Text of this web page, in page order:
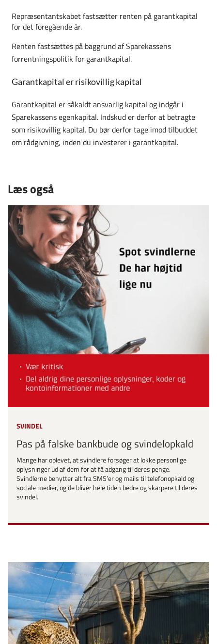
Repræsentantskabet fastsætter renten på garantkapital
for det foregående år.
Renten fastsættes på baggrund af Sparekassens
forrentningspolitik for garantkapital.
Garantkapital er risikovillig kapital
Garantkapital er såkaldt ansvarlig kapital og indgår i
Sparekassens egenkapital. Indskud er derfor at betragte
som risikovillig kapital. Du bør derfor tage imod tilbuddet
om rådgivning, inden du investerer i garantkapital.
Læs også
SVINDEL
Pas på falske bankbude og svindelopkald
Mange har oplevet, at svindlere forsøger at lokke personlige
oplysninger ud af dem for at få adgang til deres penge.
Svindlerne benytter alt fra SMS’er og mails til telefonopkald og
sociale medier, og de bliver hele tiden bedre og skarpere til deres
svindel.